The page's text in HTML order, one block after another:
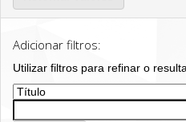
Adicionar filtros:
Utilizar filtros para refinar o